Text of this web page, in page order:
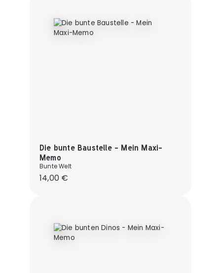
Die bunte Baustelle - Mein Maxi-
Memo
Bunte Welt
Regulärer Preis:
14,00 €